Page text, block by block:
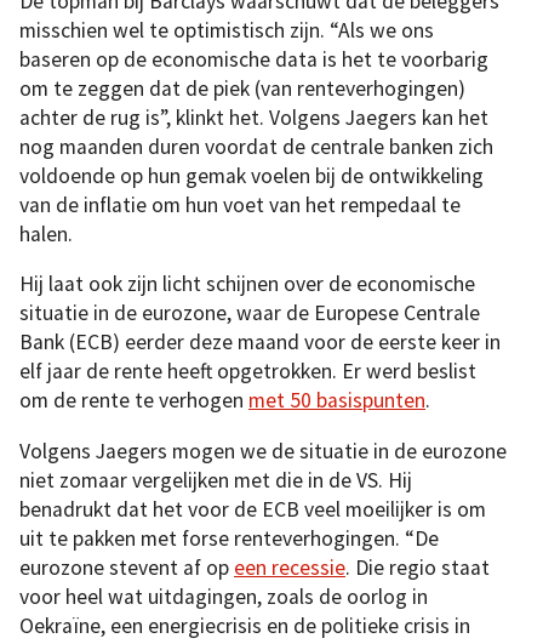
misschien wel te optimistisch zijn. “Als we ons
baseren op de economische data is het te voorbarig
om te zeggen dat de piek (van renteverhogingen)
achter de rug is”, klinkt het. Volgens Jaegers kan het
nog maanden duren voordat de centrale banken zich
voldoende op hun gemak voelen bij de ontwikkeling
van de inflatie om hun voet van het rempedaal te
halen.
Hij laat ook zijn licht schijnen over de economische
situatie in de eurozone, waar de Europese Centrale
Bank (ECB) eerder deze maand voor de eerste keer in
elf jaar de rente heeft opgetrokken. Er werd beslist
om de rente te verhogen met 50 basispunten.
Volgens Jaegers mogen we de situatie in de eurozone
niet zomaar vergelijken met die in de VS. Hij
benadrukt dat het voor de ECB veel moeilijker is om
uit te pakken met forse renteverhogingen. “De
eurozone stevent af op een recessie. Die regio staat
voor heel wat uitdagingen, zoals de oorlog in
Oekraïne, een energiecrisis en de politieke crisis in